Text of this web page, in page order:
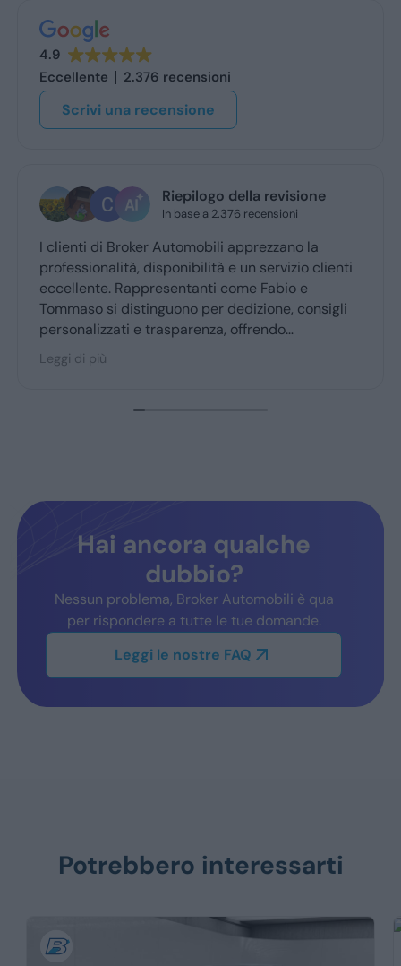
4.9
Eccellente
2.376 recensioni
Scrivi una recensione
Riepilogo della revisione
In base a 2.376 recensioni
di Broker Automobili apprezzano la
disponibilità e un servizio clienti
Rappresentanti come Fabio e
si distinguono per dedizione, consigli
e trasparenza, offrendo
d’acquisto accogliente. Broker
è molto consigliato dai clienti fedeli,
di più
Hai ancora qualche
dubbio?
Nessun problema, Broker Automobili è qua
per rispondere a tutte le tue domande.
Leggi le nostre FAQ
Potrebbero interessarti